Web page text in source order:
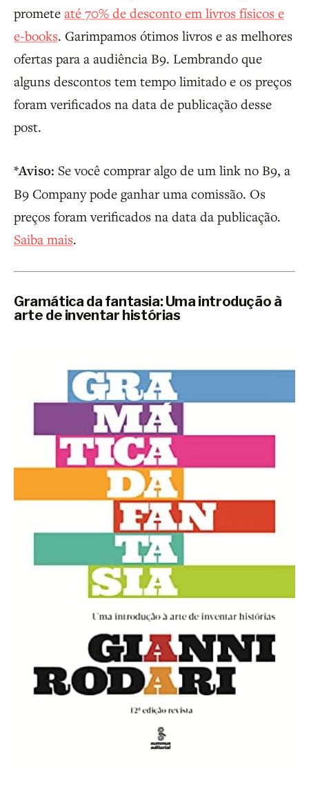
promete até 70% de desconto em livros físicos e
e-books. Garimpamos ótimos livros e as melhores
ofertas para a audiência B9. Lembrando que
alguns descontos tem tempo limitado e os preços
foram verificados na data de publicação desse
post.
*Aviso: Se você comprar algo de um link no B9, a
B9 Company pode ganhar uma comissão. Os
preços foram verificados na data da publicação.
Saiba mais.
Gramática da fantasia: Uma introdução à
arte de inventar histórias